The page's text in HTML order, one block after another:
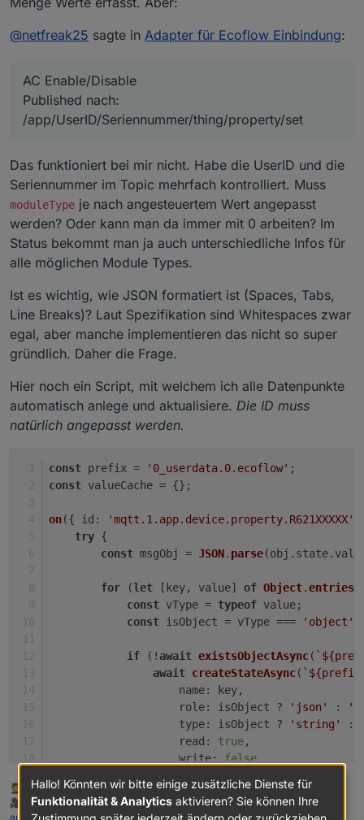
  "id": "1",
  "operateType": "TCP",
    "enabled": 1
  },
  "version": "1.0"
Zum Sniffen einfach dieses Topic subscriben und
and error / traffic sniffen herausbekommen
/app/UserID/Seriennummer/thing/property/get
Wen es fasziniert:
neuen Pfade zu bekommen für das ansteuern
PiHole/MQTT Server - um den DNS umzubiegen
das sich die App mit dem eigenen Server verbindet
(hier hat man den Pfad mit eingefüllter variable
gesehen -> mqtt server im debug modus, man
muss nur vorher die user für die app anlegen)
können (generell praktisch wenn es keine api gibt)
id 81 = 12V DC
Für xboost:
"params": {
"xboost": 1,
"id": 66
}
wiedermal 1 oder 0
Wechselstrom Ladegeschwindigkeit:
"params": {
"slowChgPower": 2000,
"id": 69
}
Entlade/Ladezustand:
"params": {
"maxChgSoc": 100,
"id": 49
"params": {
"id": 51,
"minDsgSoc": 30
"params": {
"id": 53
}
"params": {
"openOilSoc": 27,
"id": 52
"params": {
"currMa": 8000,
"id": 71
Standby:
"params": {
"id": 33,
"standByMode": 30
Wechselstrom Zeitüberschreitung:
"params": {
"id": 153
}
"params": {
"id": 84,
"enabled": 1
Der vollständigkeit halber Bildschirmtimeout:
"params": {
}
@netfreak25 sagte in Adapter für Ecoflow Einbindung:
AC Enable/Disable
Published nach:
/app/UserID/Seriennummer/thing/property/set
Das funktioniert bei mir nicht. Habe die UserID und die
Seriennummer im Topic mehrfach kontrolliert. Muss
moduleType je nach angesteuertem Wert angepasst
werden? Oder kann man da immer mit 0 arbeiten? Im
Status bekommt man ja auch unterschiedliche Infos für
alle möglichen Module Types.
Ist es wichtig, wie JSON formatiert ist (Spaces, Tabs,
Line Breaks)? Laut Spezifikation sind Whitespaces zwar
egal, aber manche implementieren das nicht so super
gründlich. Daher die Frage.
Hier noch ein Script, mit welchem ich alle Datenpunkte
automatisch anlege und aktualisiere. Die ID muss
natürlich angepasst werden.
const prefix = '0_userdata.0.ecoflow' ;
const valueCache = {};
on({ id : 'mqtt.1.app.device.property.R621XXXXX'
try {
const msgObj = JSON. parse(obj. state. val
for (let [key, value] of Object.entries
const vType = typeof value;
const isObject = vType === 'object'
if (!await existsObjectAsync( `
await createStateAsync( `
name: key,
role: isObject ? 'json' :
type: isObject ? 'string'
:
read : true,
write: false
            }
🧑‍🎓 Autor des beliebtenioBroker-Master-Kurses
🎥 Tutorials rund um das Thema DIY-Smart-Home:https://haus-
automatisierung.com/
Hallo! Könnten wir bitte einige zusätzliche Dienste für
Funktionalität & Analytics aktivieren? Sie können Ihre